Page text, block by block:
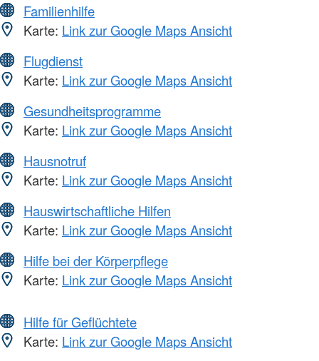
Familienhilfe
Karte: Link zur Google Maps Ansicht
Flugdienst
Karte: Link zur Google Maps Ansicht
Gesundheitsprogramme
Karte: Link zur Google Maps Ansicht
Hausnotruf
Karte: Link zur Google Maps Ansicht
Hauswirtschaftliche Hilfen
Karte: Link zur Google Maps Ansicht
Hilfe bei der Körperpflege
Karte: Link zur Google Maps Ansicht
Hilfe für Geflüchtete
Karte: Link zur Google Maps Ansicht